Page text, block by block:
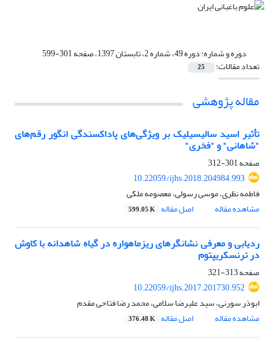
دوره و شماره:دوره 49، شماره 2، تابستان 1397، صفحه 301-599
تعداد مقالات: 25
مقاله پژوهشی
تأثیر اسید سالیسیلیک بر ویژگی‌های پاداکسندگی انگور رقم‌های
‌"شاهانی" و ‌"فخری"
صفحه301-312
10.22059/ijhs.2018.204984.993
فاطمه نظری، موسی رسولی، معصومه ملکی
مشاهده مقاله
اصل مقاله 599.05 K
ردیابی و معرفی نشانگرهای ریزماهواره در گیاه شاهدانه با کاوش
در ترنسکریپتوم
صفحه313-321
10.22059/ijhs.2017.201730.952
ابوذر سورنی، سید علیرضا سلامی، محمد رضا فتاحی مقدم
مشاهده مقاله
اصل مقاله 376.48 K